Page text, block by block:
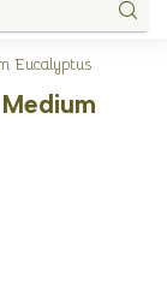
Eucalyptus